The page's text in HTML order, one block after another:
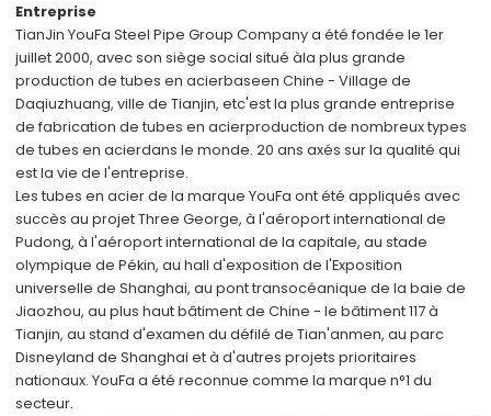
Entreprise
TianJin YouFa Steel Pipe Group Company a été fondée le 1er
juillet 2000, avec son siège social situé àla plus grande
production de tubes en acierbaseen Chine - Village de
Daqiuzhuang, ville de Tianjin, etc'est la plus grande entreprise
de fabrication de tubes en acierproduction de nombreux types
de tubes en acierdans le monde. 20 ans axés sur la qualité qui
est la vie de l'entreprise.
Les tubes en acier de la marque YouFa ont été appliqués avec
succès au projet Three George, à l'aéroport international de
Pudong, à l'aéroport international de la capitale, au stade
olympique de Pékin, au hall d'exposition de l'Exposition
universelle de Shanghai, au pont transocéanique de la baie de
Jiaozhou, au plus haut bâtiment de Chine - le bâtiment 117 à
Tianjin, au stand d'examen du défilé de Tian'anmen, au parc
Disneyland de Shanghai et à d'autres projets prioritaires
nationaux. YouFa a été reconnue comme la marque n°1 du
secteur.